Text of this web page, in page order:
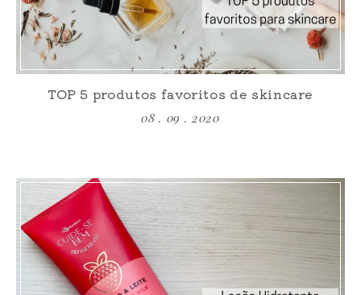
TOP 5 produtos favoritos de skincare
08 . 09 . 2020